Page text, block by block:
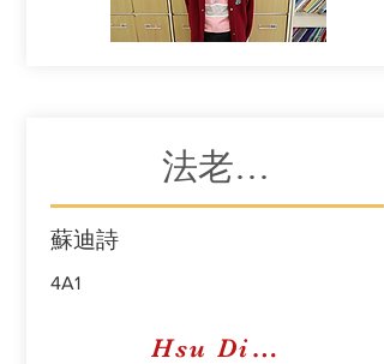
法老王的新衣
蘇迪詩
4A1
Hsu Dik Sie